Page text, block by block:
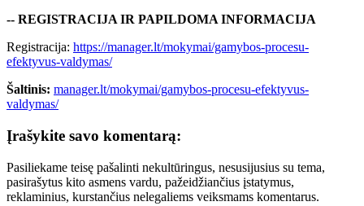
-- REGISTRACIJA IR PAPILDOMA INFORMACIJA
Registracija: https://manager.lt/mokymai/gamybos-procesu-
efektyvus-valdymas/
Šaltinis: manager.lt/mokymai/gamybos-procesu-efektyvus-
valdymas/
Įrašykite savo komentarą:
Pasiliekame teisę pašalinti nekultūringus, nesusijusius su tema,
pasirašytus kito asmens vardu, pažeidžiančius įstatymus,
reklaminius, kurstančius nelegaliems veiksmams komentarus.